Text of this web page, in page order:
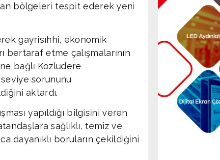
bölgeleri tespit ederek yeni
gayrisıhhi, ekonomik
bertaraf etme çalışmalarının
bağlı Kozludere
sorununu
aktardı.
yapıldığı bilgisini veren
sağlıklı, temiz ve
dayanıklı boruların çekildiğini